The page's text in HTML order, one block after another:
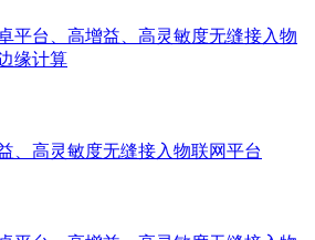
平台、高增益、高灵敏度无缝接入物
缘计算
、高灵敏度无缝接入物联网平台